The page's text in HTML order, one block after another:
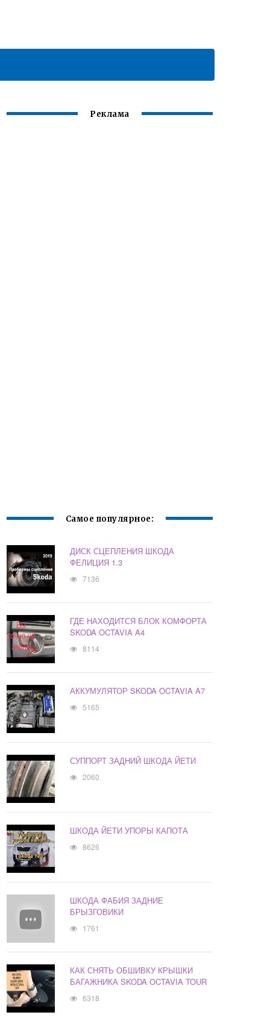
Реклама
Самое популярное:
ДИСК СЦЕПЛЕНИЯ ШКОДА
ФЕЛИЦИЯ 1.3
7136
ГДЕ НАХОДИТСЯ БЛОК КОМФОРТА
SKODA OCTAVIA A4
8114
АККУМУЛЯТОР SKODA OCTAVIA A7
5165
СУППОРТ ЗАДНИЙ ШКОДА ЙЕТИ
2060
ШКОДА ЙЕТИ УПОРЫ КАПОТА
8626
ШКОДА ФАБИЯ ЗАДНИЕ
БРЫЗГОВИКИ
1761
КАК СНЯТЬ ОБШИВКУ КРЫШКИ
БАГАЖНИКА SKODA OCTAVIA TOUR
6318